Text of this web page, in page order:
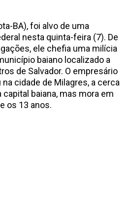
BA), foi alvo de uma
nesta quinta-feira (7). De
ele chefia uma milícia
baiano localizado a
de Salvador. O empresário
cidade de Milagres, a cerca
baiana, mas mora em
os 13 anos.